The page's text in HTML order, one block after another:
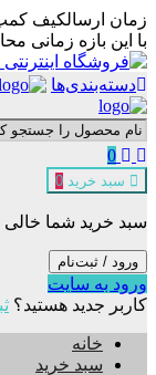
زمان ارسالکیف کمپ
با این بازه زمانی
دسته‌بندی‌ها
0
سبد خرید 0
سبد خرید شما
ورود / ثبت‌نام
ورود به سایت
کاربر جدید هستید؟
خانه
سبد خرید